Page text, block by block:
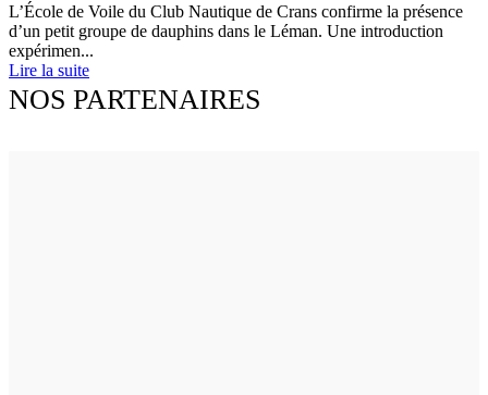
L’École de Voile du Club Nautique de Crans confirme la présence
d’un petit groupe de dauphins dans le Léman. Une introduction
expérimen...
Lire la suite
NOS PARTENAIRES